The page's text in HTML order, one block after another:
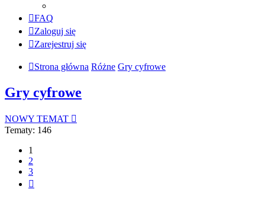
FAQ
Zaloguj się
Zarejestruj się
Strona główna Różne Gry cyfrowe
Gry cyfrowe
NOWY TEMAT
Tematy: 146
1
2
3